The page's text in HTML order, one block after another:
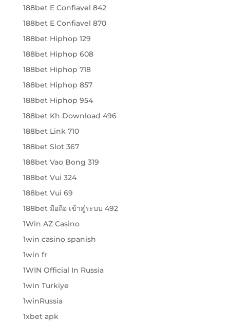
188bet E Confiavel 842
188bet E Confiavel 870
188bet Hiphop 129
188bet Hiphop 608
188bet Hiphop 718
188bet Hiphop 857
188bet Hiphop 954
188bet Kh Download 496
188bet Link 710
188bet Slot 367
188bet Vao Bong 319
188bet Vui 324
188bet Vui 69
188bet มือถือ เข้าสู่ระบบ 492
1Win AZ Casino
1win casino spanish
1win fr
1WIN Official In Russia
1win Turkiye
1winRussia
1xbet apk